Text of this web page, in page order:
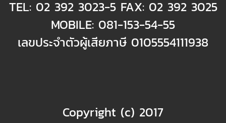
TEL: 02 392 3023-5 FAX: 02 392 3025
MOBILE: 081-153-54-55
เลขประจำตัวผู้เสียภาษี 0105554111938
Copyright (c) 2017